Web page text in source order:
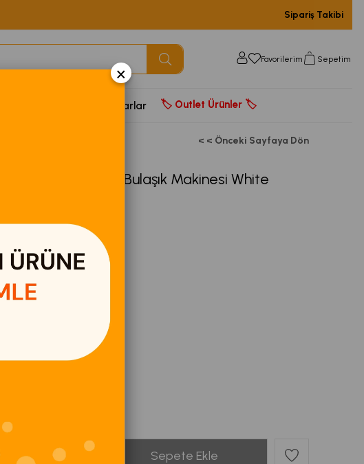
Sipariş Takibi
Favorilerim Sepetim
Aksesuarlar 🏷️ Outlet Ürünler 🏷️
< < Önceki Sayfaya Dön
Tezgah Üstü Mini Bulaşık Makinesi White
(005456)
Marka
BOB
Barkod :4770017814545
×